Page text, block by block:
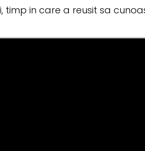
in care a reusit sa